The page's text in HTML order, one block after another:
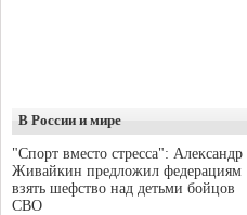
В России и мире
"Спорт вместо стресса": Александр
Живайкин предложил федерациям
взять шефство над детьми бойцов
СВО